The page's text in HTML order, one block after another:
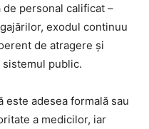
personal calificat –
exodul continuu
de atragere și
public.
este adesea formală sau
a medicilor, iar